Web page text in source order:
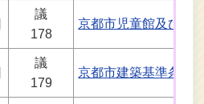
議
178
京都市児童館及び学
議
179
京都市建築基準条例